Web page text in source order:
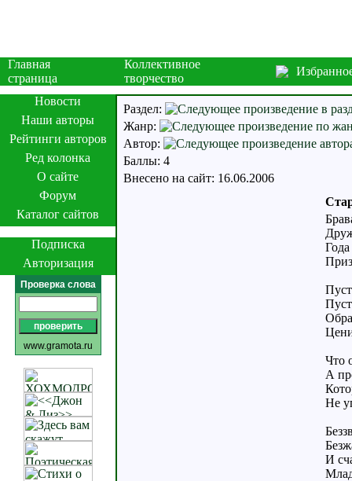
Главная
страница
Коллективное
творчество
Новости
Наши авторы
Рейтинги авторов
Ред колонка
О сайте
Форум
Каталог сайтов
Подписка
Авторизация
Проверка слова
www.gramota.ru
Раздел:
Жанр:
Автор:
Баллы: 4
Внесено на сайт: 16.06.2006
Что
А
Не
И